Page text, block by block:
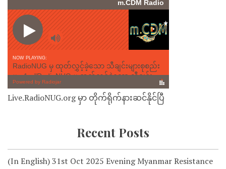
Live.RadioNUG.org မှာ တိုက်ရိုက်နားဆင်နိုင်ပြီ
Recent Posts
(In English) 31st Oct 2025 Evening Myanmar Resistance